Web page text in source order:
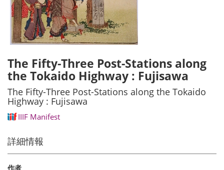
The Fifty-Three Post-Stations along
the Tokaido Highway : Fujisawa
The Fifty-Three Post-Stations along the Tokaido
Highway : Fujisawa
IIIF Manifest
詳細情報
作者